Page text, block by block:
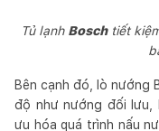
Tủ lạnh Boschtiết
Bên cạnh đó, lò nướng
độ như nướng đối lưu,
ưu hóa quá trình nấu